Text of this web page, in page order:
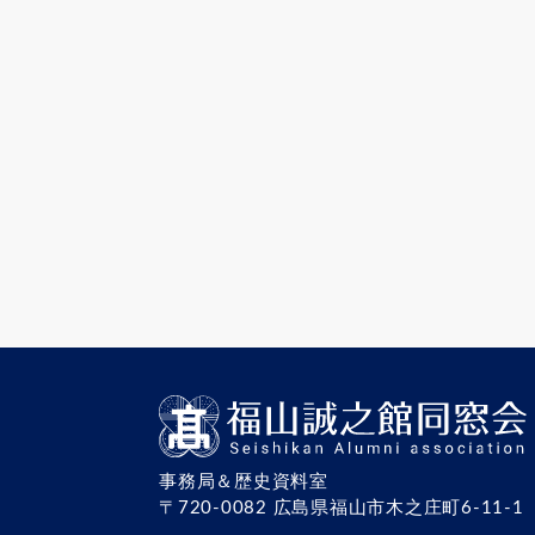
事務局＆歴史資料室
〒720-0082 広島県福山市木之庄町6-11-1